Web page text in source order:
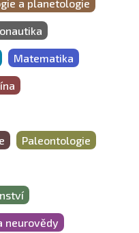
a planetologie
Matematika
Paleontologie
neurovědy